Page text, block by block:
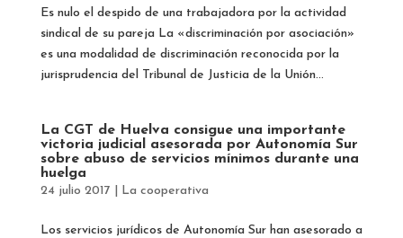
Es nulo el despido de una trabajadora por la actividad
sindical de su pareja La «discriminación por asociación»
es una modalidad de discriminación reconocida por la
jurisprudencia del Tribunal de Justicia de la Unión...
La CGT de Huelva consigue una importante
victoria judicial asesorada por Autonomía Sur
sobre abuso de servicios mínimos durante una
huelga
24 julio 2017 La cooperativa
Los servicios jurídicos de Autonomía Sur han asesorado a